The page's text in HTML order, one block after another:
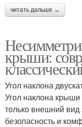
читать дальше →
крыши:
Угол наклона
Угол наклона крыши
только внешний
безопасность и